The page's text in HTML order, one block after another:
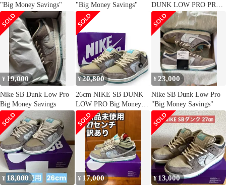
"Big Money Savings"
"Big Money Savings"
DUNK LOW PRO PRM
27.5cm
¥ 19,000
Nike SB Dunk Low Pro
Big Money Savings
¥20,800
26cm NIKE SB DUNK
LOW PRO Big Money
Savings スニーカー
¥ 23,000
Nike SB Dunk Low Pro
"Big Money Savings"
¥ 18,000 ¥ 17,000 ¥ 13,000